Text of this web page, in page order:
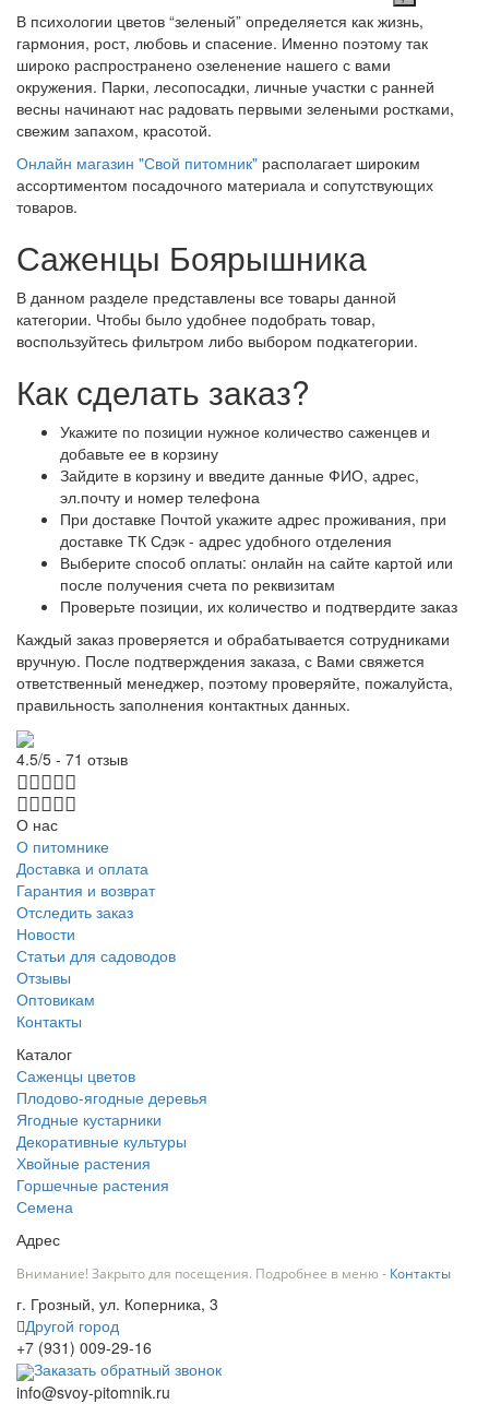
В психологии цветов “зеленый” определяется как жизнь,
гармония, рост, любовь и спасение. Именно поэтому так
широко распространено озеленение нашего с вами
окружения. Парки, лесопосадки, личные участки с ранней
весны начинают нас радовать первыми зелеными ростками,
свежим запахом, красотой.
Онлайн магазин "Свой питомник" располагает широким
ассортиментом посадочного материала и сопутствующих
товаров.
Саженцы Боярышника
В данном разделе представлены все товары данной
категории. Чтобы было удобнее подобрать товар,
воспользуйтесь фильтром либо выбором подкатегории.
Как сделать заказ?
Укажите по позиции нужное количество саженцев и
добавьте ее в корзину
Зайдите в корзину и введите данные ФИО, адрес,
эл.почту и номер телефона
При доставке Почтой укажите адрес проживания, при
доставке ТК Сдэк - адрес удобного отделения
Выберите способ оплаты: онлайн на сайте картой или
после получения счета по реквизитам
Проверьте позиции, их количество и подтвердите заказ
Каждый заказ проверяется и обрабатывается сотрудниками
вручную. После подтверждения заказа, с Вами свяжется
ответственный менеджер, поэтому проверяйте, пожалуйста,
правильность заполнения контактных данных.
4.5/5 - 71 отзыв
О нас
О питомнике
Доставка и оплата
Гарантия и возврат
Отследить заказ
Новости
Статьи для садоводов
Отзывы
Оптовикам
Контакты
Каталог
Саженцы цветов
Плодово-ягодные деревья
Ягодные кустарники
Декоративные культуры
Хвойные растения
Горшечные растения
Семена
Адрес
Внимание! Закрыто для посещения. Подробнее в меню - Контакты
г. Грозный, ул. Коперника, 3
Другой город
+7 (931) 009-29-16
Заказать обратный звонок
info@svoy-pitomnik.ru